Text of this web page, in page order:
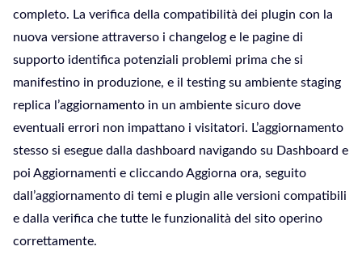
completo. La verifica della compatibilità dei plugin con la
nuova versione attraverso i changelog e le pagine di
supporto identifica potenziali problemi prima che si
manifestino in produzione, e il testing su ambiente staging
replica l’aggiornamento in un ambiente sicuro dove
eventuali errori non impattano i visitatori. L’aggiornamento
stesso si esegue dalla dashboard navigando su Dashboard e
poi Aggiornamenti e cliccando Aggiorna ora, seguito
dall’aggiornamento di temi e plugin alle versioni compatibili
e dalla verifica che tutte le funzionalità del sito operino
correttamente.